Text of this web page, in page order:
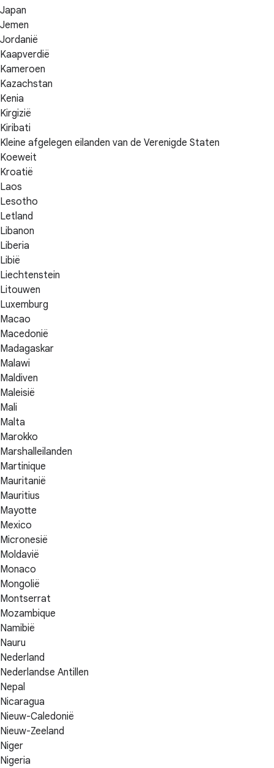
Japan
Jemen
Jordanië
Kaapverdië
Kameroen
Kazachstan
Kenia
Kirgizië
Kiribati
Kleine afgelegen eilanden van de Verenigde Staten
Koeweit
Kroatië
Laos
Lesotho
Letland
Libanon
Liberia
Libië
Liechtenstein
Litouwen
Luxemburg
Macao
Macedonië
Madagaskar
Malawi
Maldiven
Maleisië
Mali
Malta
Marokko
Marshalleilanden
Martinique
Mauritanië
Mauritius
Mayotte
Mexico
Micronesië
Moldavië
Monaco
Mongolië
Montserrat
Mozambique
Namibië
Nauru
Nederland
Nederlandse Antillen
Nepal
Nicaragua
Nieuw-Caledonië
Nieuw-Zeeland
Niger
Nigeria